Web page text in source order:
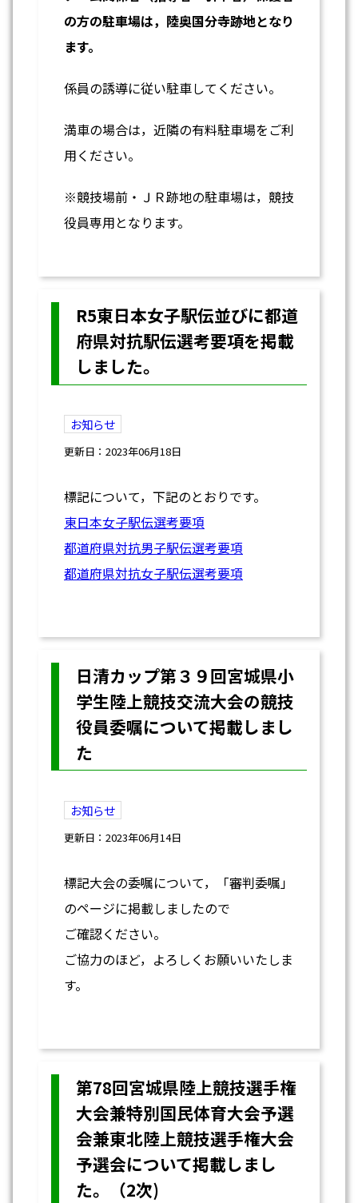
の方の駐車場は，陸奥国分寺跡地となり
ます。
係員の誘導に従い駐車してください。
満車の場合は，近隣の有料駐車場をご利
用ください。
※競技場前・ＪＲ跡地の駐車場は，競技
役員専用となります。
R5東日本女子駅伝並びに都道
府県対抗駅伝選考要項を掲載
しました。
お知らせ
更新日：2023年06月18日
標記について，下記のとおりです。
東日本女子駅伝選考要項
都道府県対抗男子駅伝選考要項
都道府県対抗女子駅伝選考要項
日清カップ第３９回宮城県小
学生陸上競技交流大会の競技
役員委嘱について掲載しまし
た
お知らせ
更新日：2023年06月14日
標記大会の委嘱について，「審判委嘱」
のページに掲載しましたので
ご確認ください。
ご協力のほど，よろしくお願いいたしま
す。
第78回宮城県陸上競技選手権
大会兼特別国民体育大会予選
会兼東北陸上競技選手権大会
予選会について掲載しまし
た。（2次)